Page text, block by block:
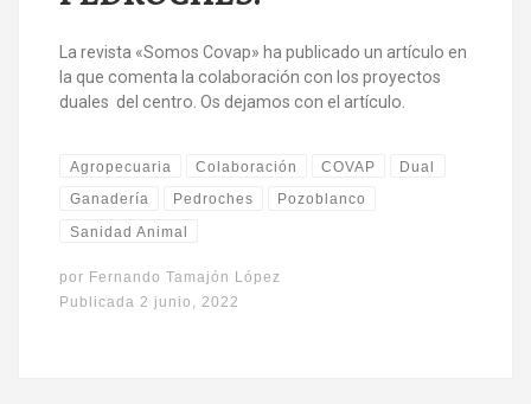
La revista «Somos Covap» ha publicado un artículo en
la que comenta la colaboración con los proyectos
duales del centro. Os dejamos con el artículo.
Agropecuaria Colaboración COVAP Dual
Ganadería Pedroches Pozoblanco
Sanidad Animal
por Fernando Tamajón López
Publicada 2 junio, 2022